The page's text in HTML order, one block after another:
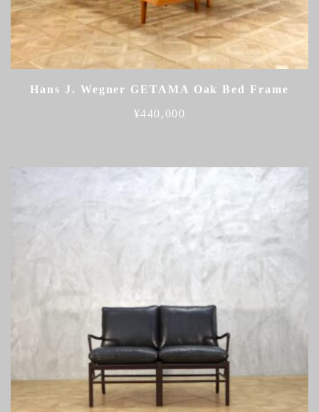
Hans J. Wegner GETAMA Oak Bed Frame
¥440,000